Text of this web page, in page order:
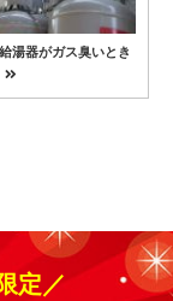
湯器がガス臭いとき
定／